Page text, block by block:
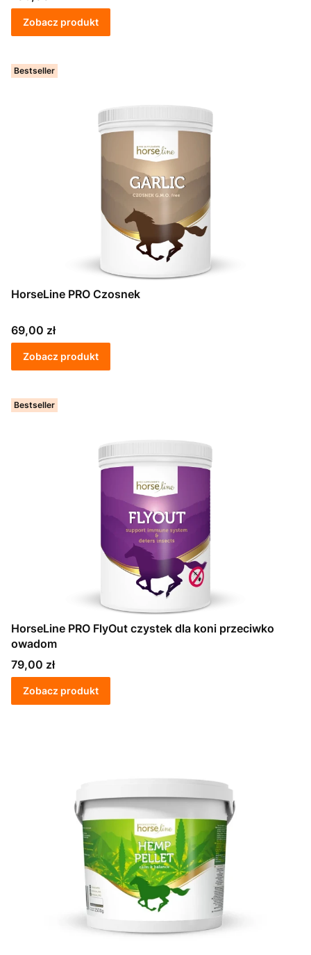
Zobacz produkt
Bestseller
HorseLine PRO Czosnek
Cena
69,00 zł
Zobacz produkt
Bestseller
HorseLine PRO FlyOut czystek dla koni przeciwko
owadom
Cena
79,00 zł
Zobacz produkt